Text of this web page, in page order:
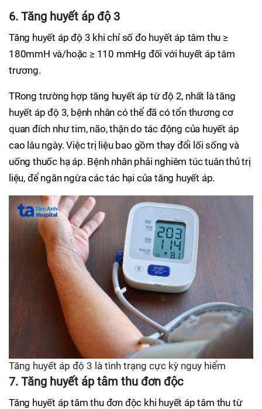
6. Tăng huyết áp độ 3
Tăng huyết áp độ 3 khi chỉ số đo huyết áp tâm thu ≥
180mmH và/hoặc ≥ 110 mmHg đối với huyết áp tâm
trương.
TRong trường hợp tăng huyết áp từ độ 2, nhất là tăng
huyết áp độ 3, bệnh nhân có thể đã có tổn thương cơ
quan đích như tim, não, thận do tác động của huyết áp
cao lâu ngày. Việc trị liệu bao gồm thay đổi lối sống và
uống thuốc hạ áp. Bệnh nhân phải nghiêm túc tuân thủ trị
liệu, để ngăn ngừa các tác hại của tăng huyết áp.
Tăng huyết áp độ 3 là tình trạng cực kỳ nguy hiểm
7. Tăng huyết áp tâm thu đơn độc
Tăng huyết áp tâm thu đơn độc khi huyết áp tâm thu từ